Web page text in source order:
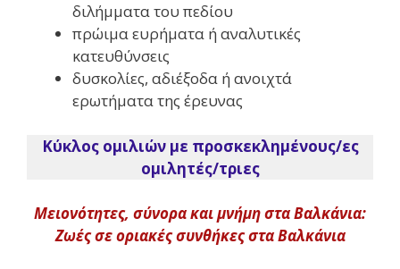
διλήμματα του πεδίου
πρώιμα ευρήματα ή αναλυτικές
κατευθύνσεις
δυσκολίες, αδιέξοδα ή ανοιχτά
ερωτήματα της έρευνας
Κύκλος ομιλιών με προσκεκλημένους/ες
ομιλητές/τριες
Μειονότητες, σύνορα και μνήμη στα Βαλκάνια:
Ζωές σε οριακές συνθήκες στα Βαλκάνια